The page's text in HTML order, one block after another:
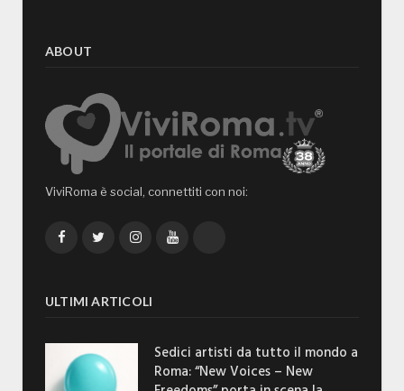
ABOUT
ViviRoma è social, connettiti con noi:
FacebookTwitterInstagramYouTube
ULTIMI ARTICOLI
Sedici artisti da tutto il mondo a
Roma: “New Voices – New